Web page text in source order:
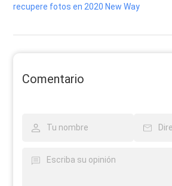
recupere fotos en 2020 New Way
Comentario